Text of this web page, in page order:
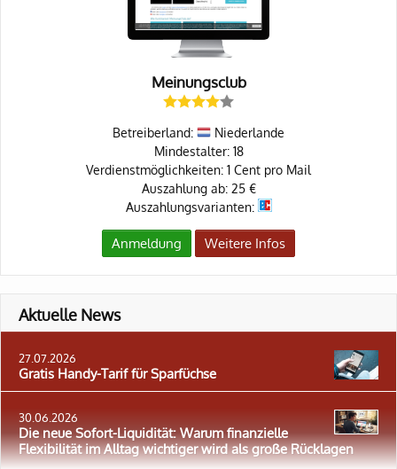
Meinungsclub
Betreiberland:
Niederlande
Mindestalter: 18
Verdienstmöglichkeiten: 1 Cent pro Mail
Auszahlung ab: 25 €
Auszahlungsvarianten:
Anmeldung Weitere Infos
Aktuelle News
27.07.2026
Gratis Handy-Tarif für Sparfüchse
30.06.2026
Die neue Sofort-Liquidität: Warum finanzielle
Flexibilität im Alltag wichtiger wird als große Rücklagen